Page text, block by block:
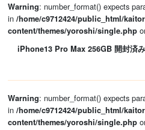
Warning: number_format() expects
in /home/c9712424/public_html/
content/themes/yoroshi/single.php
iPhone13 Pro Max 256GB 開封済み
Warning: number_format() expects
in /home/c9712424/public_html/
content/themes/yoroshi/single.php